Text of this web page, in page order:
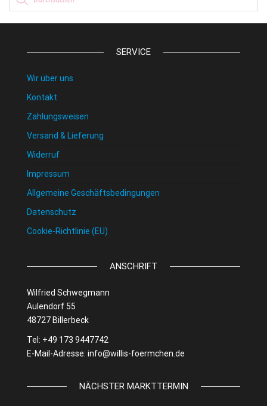
SERVICE
Wir über uns
Kontakt
Zahlungsweisen
Versand & Lieferung
Widerruf
Impressum
Allgemeine Geschäftsbedingungen
Datenschutz
Cookie-Richtlinie (EU)
ANSCHRIFT
Wilfried Schwegmann
Aulendorf 55
48727 Billerbeck
Tel: +49 173 9447742
E-Mail-Adresse: info@willis-foermchen.de
NÄCHSTER MARKTTERMIN